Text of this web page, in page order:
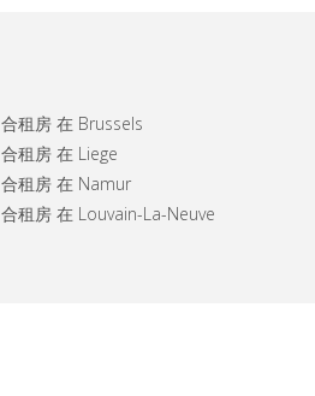
合租房 在 Brussels
合租房 在 Liege
合租房 在 Namur
合租房 在 Louvain-La-Neuve